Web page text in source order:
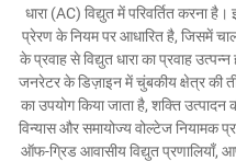
धारा (AC) विद्युत में परिवर्तित करना
प्रेरण के नियम पर आधारित है, जिसमें
के प्रवाह से विद्युत धारा का प्रवाह
जनरेटर के डिज़ाइन में चुंबकीय क्षेत्र की
का उपयोग किया जाता है, शक्ति उत्पादन
विन्यास और समायोज्य वोल्टेज नियामक
ऑफ-ग्रिड आवासीय विद्युत प्रणालियाँ,